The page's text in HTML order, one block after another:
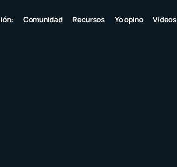
Comunidad Recursos Yo opino Videos